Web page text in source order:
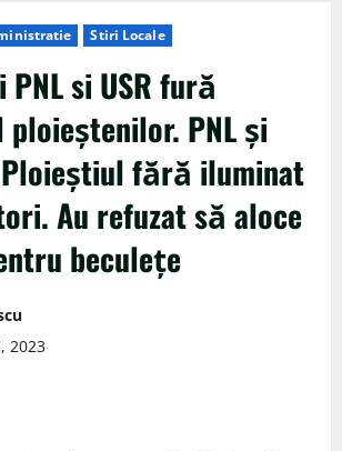
Stiri Locale
si USR fură
PNL și
Ploieștiul fără iluminat
Au refuzat să aloce
beculețe
2023